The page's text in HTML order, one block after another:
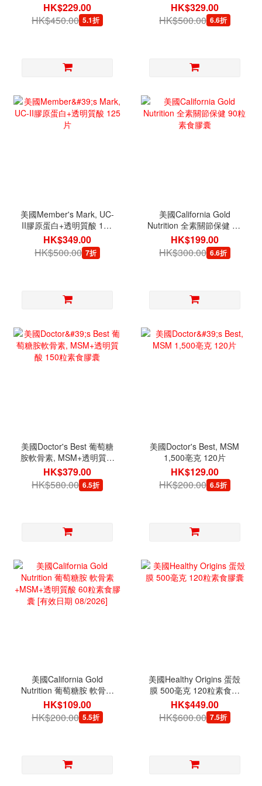
食膠囊
HK$229.00
HK$450.00 5.1折
+MSM750毫克+軟骨素
200亳克+維他命D3 (6合1)
120片
HK$329.00
HK$500.00 6.6折
美國Member's Mark, UC-
II膠原蛋白+透明質酸 125
片
HK$349.00
HK$500.00 7折
美國California Gold
Nutrition 全素關節保健 90
粒素食膠囊
HK$199.00
HK$300.00 6.6折
美國Doctor's Best 葡萄糖
胺軟骨素, MSM+透明質酸
150粒素食膠囊
HK$379.00
HK$580.00 6.5折
美國Doctor's Best, MSM
1,500亳克 120片
HK$129.00
HK$200.00 6.5折
美國California Gold
Nutrition 葡萄糖胺 軟骨素
+MSM+透明質酸 60粒素
食膠囊 [有效日期
08/2026]
HK$109.00
HK$200.00 5.5折
美國Healthy Origins 蛋殼
膜 500毫克 120粒素食膠
囊
HK$449.00
HK$600.00 7.5折